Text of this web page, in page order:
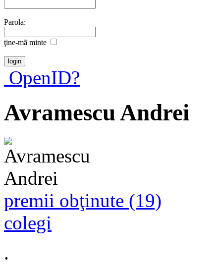
Parola:
ţine-mã minte
OpenID?
Avramescu Andrei
premii obţinute (19)
colegi
.